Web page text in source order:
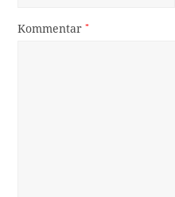
Kommentar*